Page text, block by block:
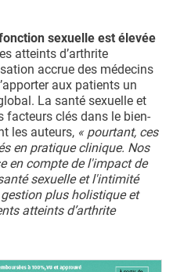
sexuelle est élevée
atteints d’arthrite
accrue des médecins
aux patients un
La santé sexuelle et
facteurs clés dans le bien-
les auteurs, « pourtant, ces
en pratique clinique. Nos
en compte de l'impact de
sexuelle et l'intimité
plus holistique et
atteints d’arthrite